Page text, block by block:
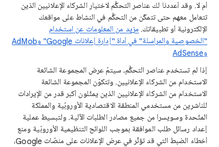
أم لا. وقد أعددنا لك عناصر التحكُّم لاختيار الشركاء الإعلانيين الذين
تتعامل معهم حتى تتمكّن من التحكُّم في النشاط على مواقعك
الإلكترونية أو تطبيقاتك. مزيد من المعلومات عن استخدام
"الخصوصية والمراسلة" في أداة "إدارة إعلانات Google" وAdMob
وAdSense
إذا لم تستخدم عناصر التحكُّم، سيتمّ عرض المجموعة الشائعة
الاستخدام من الشركاء الإعلانيين. وتتكوّن المجموعة الشائعة
الاستخدام من الشركاء الإعلانيين الذين يمثّلون أكبر قدر من الإيرادات
للناشرين من مستخدمي المنطقة الاقتصادية الأوروبّية والمملكة
المتّحدة وسويسرا من جميع مصادر الطلبات الآلية. ولتبسيط عملية
إعداد رسائل طلب الموافقة بموجب اللوائح التنظيمية الأوروبّية ومنع
أخطاء الضبط التي قد تؤثّر في عرض الإعلانات على منصّات Google،